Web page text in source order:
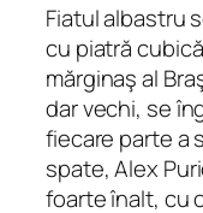
Fiatul albastru
cu piatră
mărginaş al
dar vechi, se
fiecare parte a
spate, Alex
foarte înalt, cu